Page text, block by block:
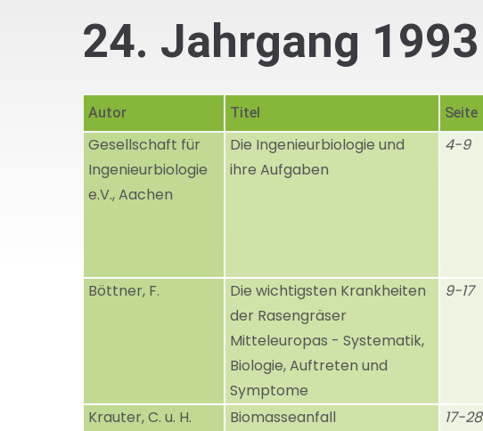
24. Jahrgang 1993
Autor Titel Seite
Gesellschaft für
Ingenieurbiologie
e.V., Aachen
Die Ingenieurbiologie und
ihre Aufgaben
4-9
Böttner, F.
Die wichtigsten Krankheiten
der Rasengräser
Mitteleuropas - Systematik,
Biologie, Auftreten und
Symptome
9-17
Krauter, C. u. H.
Biomasseanfall
17-28